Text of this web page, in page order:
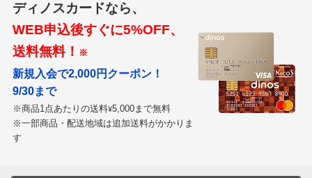
ディノスカードなら、
WEB申込後すぐに5%OFF、
送料無料！ ※
新規入会で2,000円クーポン！
9/30まで
※商品1点あたりの送料¥5,000まで無料
※一部商品・配送地域は追加送料がかかりま
す